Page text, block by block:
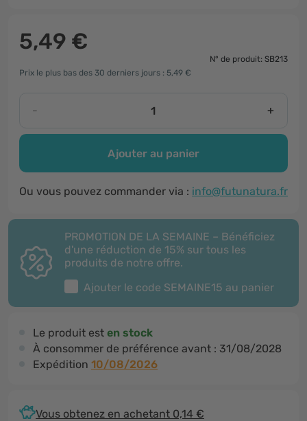
5,49 €
N° de produit: SB213
Prix le plus bas des 30 derniers jours : 5,49 €
- +
Ajouter au panier
Ou vous pouvez commander via : info@futunatura.fr
PROMOTION DE LA SEMAINE – Bénéficiez
d'une réduction de 15% sur tous les
produits de notre offre.
Ajouter le code SEMAINE15 au panier
Le produit est en stock
À consommer de préférence avant : 31/08/2028
Expédition 10/08/2026
Vous obtenez en achetant 0,14 €